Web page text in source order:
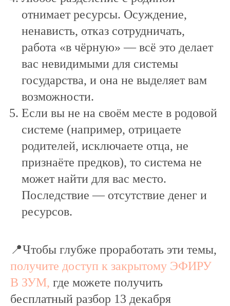
отнимает ресурсы. Осуждение,
ненависть, отказ сотрудничать,
работа «в чёрную» — всё это делает
вас невидимыми для системы
государства, и она не выделяет вам
возможности.
Если вы не на своём месте в родовой
системе (например, отрицаете
родителей, исключаете отца, не
признаёте предков), то система не
может найти для вас место.
Последствие — отсутствие денег и
ресурсов.
📍Чтобы глубже проработать эти темы,
получите доступ к закрытому ЭФИРУ
В ЗУМ, где можете получить
бесплатный разбор 13 декабря